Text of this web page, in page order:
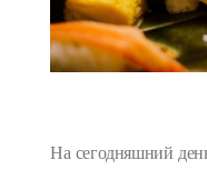
На сегодняшний